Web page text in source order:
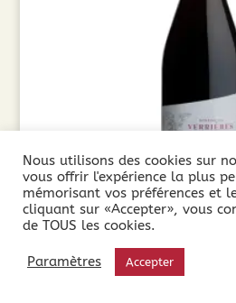
Domaine les Verrières Les 7
9,75€
Nous utilisons des cookies sur
vous offrir l'expérience la plus
mémorisant vos préférences et
cliquant sur «Accepter», vous
de TOUS les cookies.
Paramètres Accepter